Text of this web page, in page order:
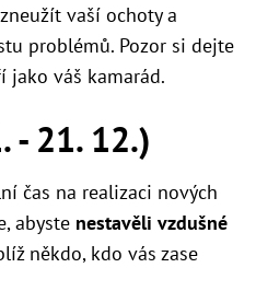
vaší ochoty a
problémů. Pozor si dejte
jako váš kamarád.
- 21. 12.)
čas na realizaci nových
abyste nestavěli vzdušné
někdo, kdo vás zase